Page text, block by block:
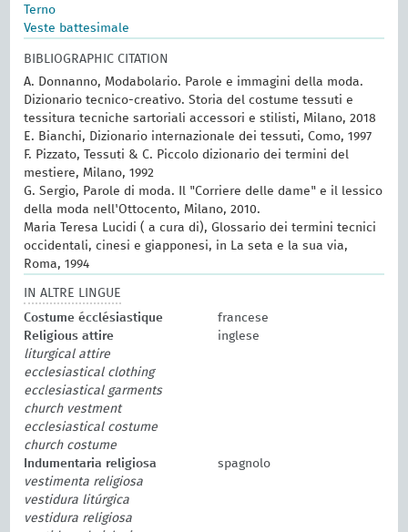
Terno
Veste battesimale
BIBLIOGRAPHIC CITATION
A. Donnanno, Modabolario. Parole e immagini della moda.
Dizionario tecnico-creativo. Storia del costume tessuti e
tessitura tecniche sartoriali accessori e stilisti, Milano, 2018
E. Bianchi, Dizionario internazionale dei tessuti, Como, 1997
F. Pizzato, Tessuti & C. Piccolo dizionario dei termini del
mestiere, Milano, 1992
G. Sergio, Parole di moda. Il "Corriere delle dame" e il lessico
della moda nell'Ottocento, Milano, 2010.
Maria Teresa Lucidi ( a cura di), Glossario dei termini tecnici
occidentali, cinesi e giapponesi, in La seta e la sua via,
Roma, 1994
IN ALTRE LINGUE
Costume écclésiastique
francese
Religious attire
inglese
liturgical attire
ecclesiastical clothing
ecclesiastical garments
church vestment
ecclesiastical costume
church costume
Indumentaria religiosa
spagnolo
vestimenta religiosa
vestidura litúrgica
vestidura religiosa